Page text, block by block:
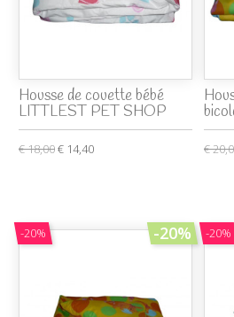
Housse de couette bébé
LITTLEST PET SHOP
€ 18,00€ 14,40 €
-20% -20% -20%